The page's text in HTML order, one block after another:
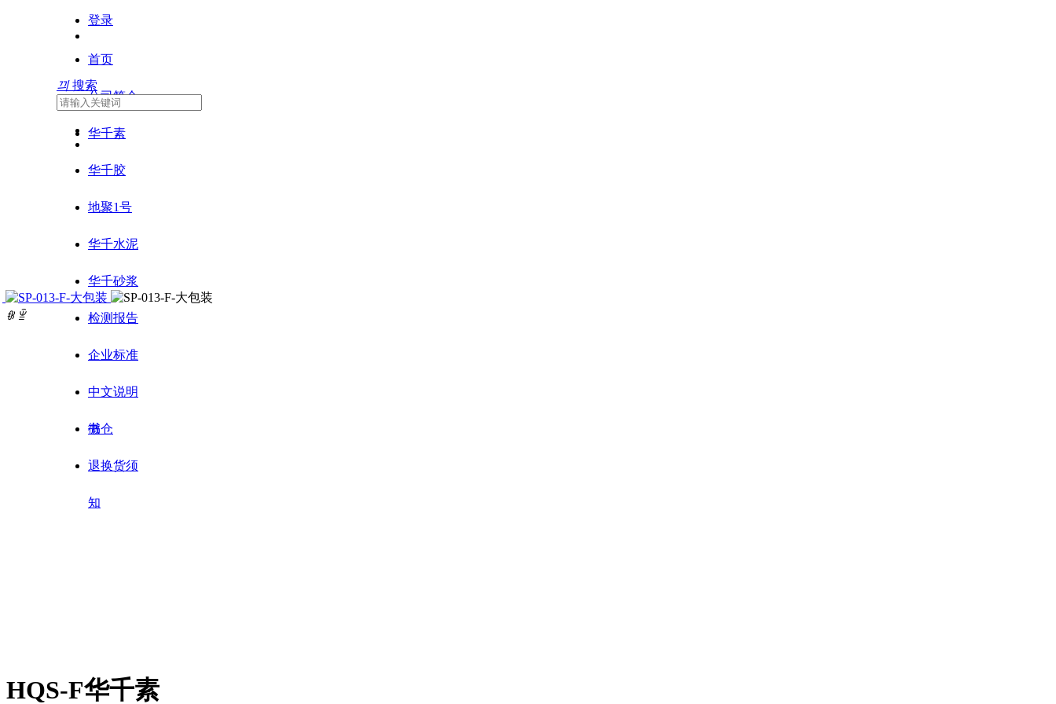
登录
首页
公司简介
华千素
华千胶
地聚1号
华千水泥
华千砂浆
检测报告
企业标准
中文说明
书
微仓
退换货须
知
끠 搜索
ꁆ ꁇ
HQS-F华千素